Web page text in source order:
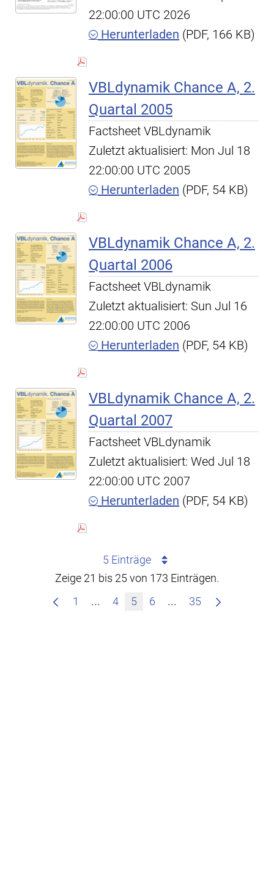
22:00:00 UTC 2026
Herunterladen (PDF, 166 KB)
VBLdynamik Chance A, 2.
Quartal 2005
Factsheet VBLdynamik
Zuletzt aktualisiert: Mon Jul 18
22:00:00 UTC 2005
Herunterladen (PDF, 54 KB)
VBLdynamik Chance A, 2.
Quartal 2006
Factsheet VBLdynamik
Zuletzt aktualisiert: Sun Jul 16
22:00:00 UTC 2006
Herunterladen (PDF, 54 KB)
VBLdynamik Chance A, 2.
Quartal 2007
Factsheet VBLdynamik
Zuletzt aktualisiert: Wed Jul 18
22:00:00 UTC 2007
Herunterladen (PDF, 54 KB)
5 Einträge
Zeige 21 bis 25 von 173 Einträgen.
1
... Zwischenseiten Navigieren mit
4 5 6 ... Zwischenseiten
35